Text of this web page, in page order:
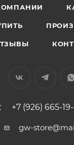
+7 (926) 665-
gw-